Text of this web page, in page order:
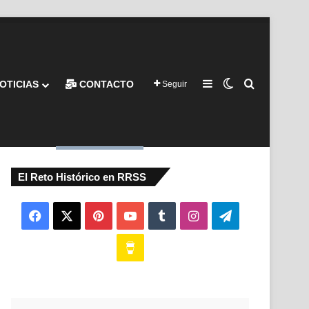
CONTACTO Seguir Barra lateral
Switch skin
El Reto Histórico en RRSS
Facebook PinterestYouTubeTumblrInstagramTelegram